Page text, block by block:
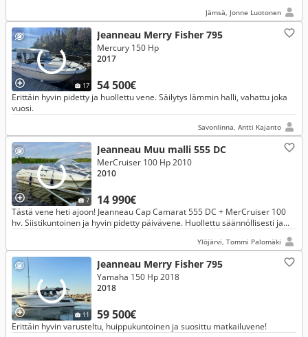
Jämsä, Jonne Luotonen
17
Jeanneau Merry Fisher 795
54 500€
Mercury 150 Hp
2017
Erittäin hyvin pidetty ja huollettu vene. Säilytys lämmin halli, vahattu joka
vuosi.
Savonlinna, Antti Kajanto
7
Jeanneau Muu malli 555 DC
14 990€
MerCruiser 100 Hp 2010
2010
Tästä vene heti ajoon! Jeanneau Cap Camarat 555 DC + MerCruiser 100
hv. Siistikuntoinen ja hyvin pidetty päivävene. Huollettu säännöllisesti ja
Ylöjärvi, Tommi Palomäki
11
Jeanneau Merry Fisher 795
59 500€
Yamaha 150 Hp 2018
2018
Erittäin hyvin varusteltu, huippukuntoinen ja suosittu matkailuvene!